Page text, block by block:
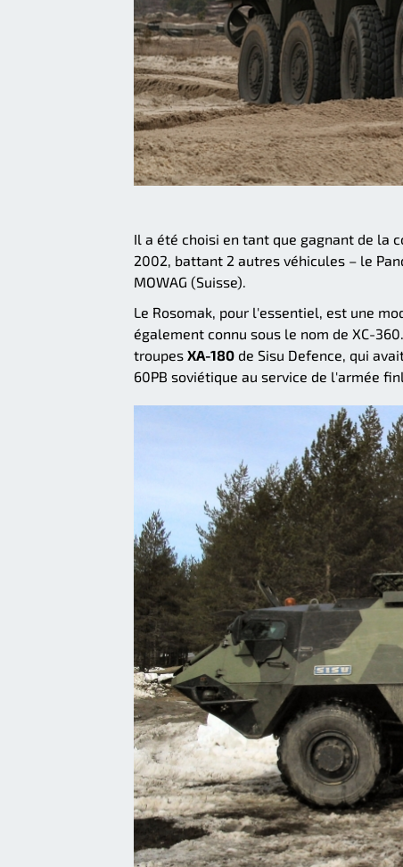
Il a été choisi en tant que gagnant de la
2002, battant 2 autres véhicules – le
MOWAG (Suisse).
Le Rosomak, pour l'essentiel, est une
également connu sous le nom de XC-
troupes XA-180 de Sisu Defence, qui
60PB soviétique au service de l'armée